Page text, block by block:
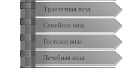
Транзитная виза
Семейная виза
Гостевая виза
Лечебная виза